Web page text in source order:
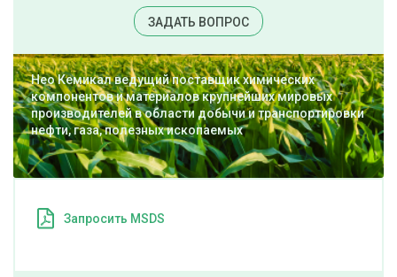
ПОД ЗАКАЗ
Д-Пантенол 75%
барабан (20 кг) cкачать TDS
Гуаровая камедь MAI-270
ЗАДАТЬ ВОПРОС
Нео Кемикал ведущий поставщик химических
компонентов и материалов крупнейших мировых
производителей в области добычи и транспортировки
нефти, газа, полезных ископаемых
Запросить MSDS